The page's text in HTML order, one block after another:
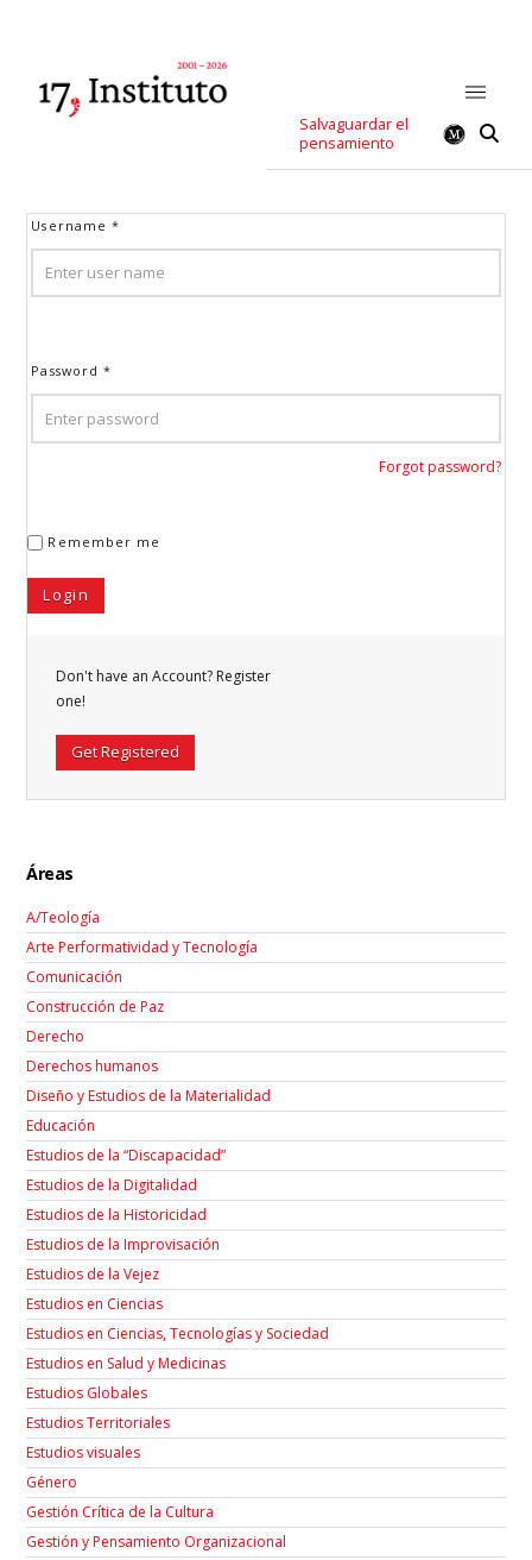
Salvaguardar el
pensamiento
Username*
Password*
Forgot password?
Remember me
Don't have an Account? Register
one!
Get Registered
Áreas
A/Teología
Arte Performatividad y Tecnología
Comunicación
Construcción de Paz
Derecho
Derechos humanos
Diseño y Estudios de la Materialidad
Educación
Estudios de la “Discapacidad”
Estudios de la Digitalidad
Estudios de la Historicidad
Estudios de la Improvisación
Estudios de la Vejez
Estudios en Ciencias
Estudios en Ciencias, Tecnologías y Sociedad
Estudios en Salud y Medicinas
Estudios Globales
Estudios Territoriales
Estudios visuales
Género
Gestión Crítica de la Cultura
Gestión y Pensamiento Organizacional